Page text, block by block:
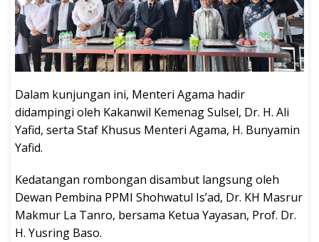
Dalam kunjungan ini, Menteri Agama hadir
didampingi oleh Kakanwil Kemenag Sulsel, Dr. H. Ali
Yafid, serta Staf Khusus Menteri Agama, H. Bunyamin
Yafid.
Kedatangan rombongan disambut langsung oleh
Dewan Pembina PPMI Shohwatul Is’ad, Dr. KH Masrur
Makmur La Tanro, bersama Ketua Yayasan, Prof. Dr.
H. Yusring Baso.